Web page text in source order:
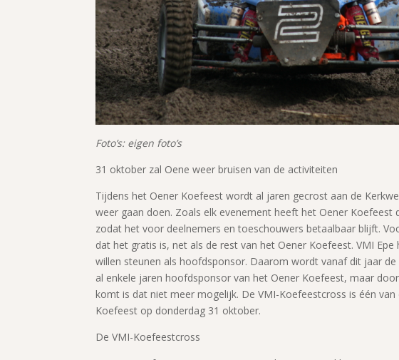
Foto’s: eigen foto’s
31 oktober zal Oene weer bruisen van de activiteiten
Tijdens het Oener Koefeest wordt al jaren gecrost aan de
weer gaan doen. Zoals elk evenement heeft het Oener
zodat het voor deelnemers en toeschouwers betaalbaar blijft.
dat het gratis is, net als de rest van het Oener Koefeest. VMI
willen steunen als hoofdsponsor. Daarom wordt vanaf dit jaar
al enkele jaren hoofdsponsor van het Oener Koefeest, maar
komt is dat niet meer mogelijk. De VMI-Koefeestcross is één
Koefeest op donderdag 31 oktober.
De VMI-Koefeestcross